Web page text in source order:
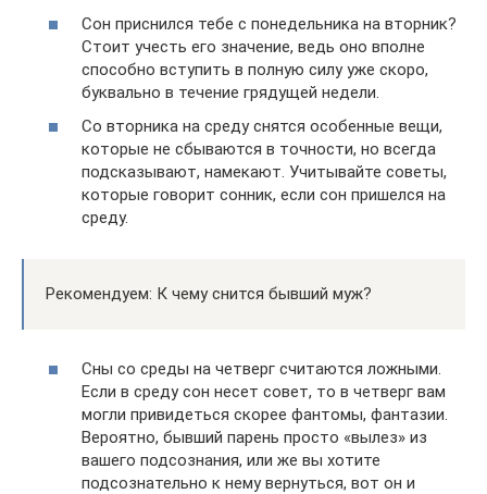
Сон приснился тебе с понедельника на вторник?
Стоит учесть его значение, ведь оно вполне
способно вступить в полную силу уже скоро,
буквально в течение грядущей недели.
Со вторника на среду снятся особенные вещи,
которые не сбываются в точности, но всегда
подсказывают, намекают. Учитывайте советы,
которые говорит сонник, если сон пришелся на
среду.
Рекомендуем: К чему снится бывший муж?
Сны со среды на четверг считаются ложными.
Если в среду сон несет совет, то в четверг вам
могли привидеться скорее фантомы, фантазии.
Вероятно, бывший парень просто «вылез» из
вашего подсознания, или же вы хотите
подсознательно к нему вернуться, вот он и